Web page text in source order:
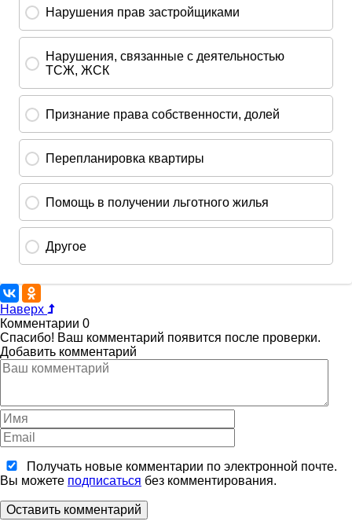
Наверх
Комментарии 0
Спасибо! Ваш комментарий появится после проверки.
Добавить комментарий
Получать новые комментарии по электронной почте.
Вы можете подписаться без комментирования.
Оставить комментарий